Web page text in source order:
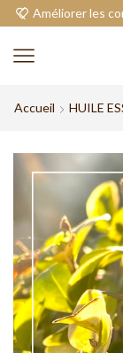
Accueil HUILE